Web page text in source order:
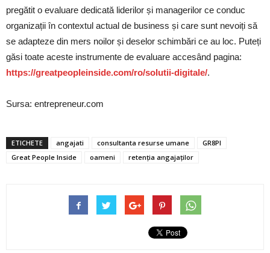
pregătit o evaluare dedicată liderilor și managerilor ce conduc
organizații în contextul actual de business și care sunt nevoiți să
se adapteze din mers noilor și deselor schimbări ce au loc. Puteți
găsi toate aceste instrumente de evaluare accesând pagina:
https://greatpeopleinside.com/ro/solutii-digitale/.
Sursa: entrepreneur.com
ETICHETE angajati consultanta resurse umane
GR8PI
Great People Inside
oameni retenția angajaților